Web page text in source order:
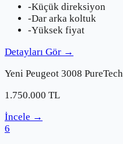
-Küçük direksiyon
-Dar arka koltuk
-Yüksek fiyat
Detayları Gör →
Yeni Peugeot 3008 PureTech
1.750.000 TL
İncele →
6